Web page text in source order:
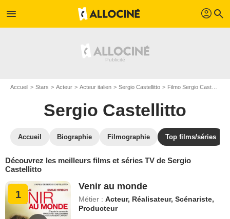
menu profil search
Accueil Stars Acteur Acteur italien Sergio Castellitto Filmo Sergio Castellitto
Sergio Castellitto
Accueil Biographie Filmographie Top films/séries
Découvrez les meilleurs films et séries TV de Sergio
Castellitto
1
Venir au monde
Métier :Acteur, Réalisateur, Scénariste,
Producteur